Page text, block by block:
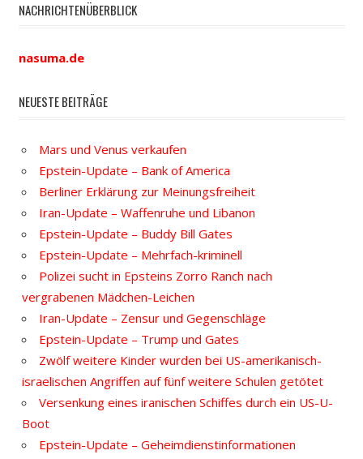
NACHRICHTENÜBERBLICK
nasuma.de
NEUESTE BEITRÄGE
Mars und Venus verkaufen
Epstein-Update – Bank of America
Berliner Erklärung zur Meinungsfreiheit
Iran-Update – Waffenruhe und Libanon
Epstein-Update – Buddy Bill Gates
Epstein-Update – Mehrfach-kriminell
Polizei sucht in Epsteins Zorro Ranch nach
vergrabenen Mädchen-Leichen
Iran-Update – Zensur und Gegenschläge
Epstein-Update – Trump und Gates
Zwölf weitere Kinder wurden bei US-amerikanisch-
israelischen Angriffen auf fünf weitere Schulen getötet
Versenkung eines iranischen Schiffes durch ein US-U-
Boot
Epstein-Update – Geheimdienstinformationen